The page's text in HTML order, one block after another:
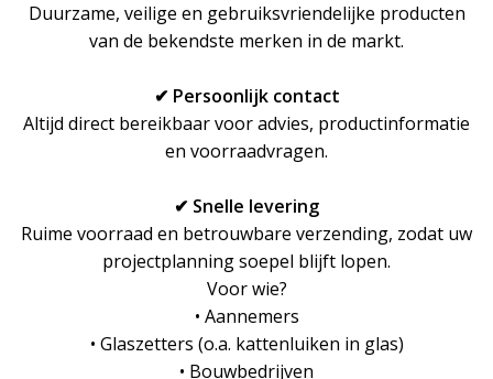
Duurzame, veilige en gebruiksvriendelijke producten
van de bekendste merken in de markt.
✔ Persoonlijk contact
Altijd direct bereikbaar voor advies, productinformatie
en voorraadvragen.
✔ Snelle levering
Ruime voorraad en betrouwbare verzending, zodat uw
projectplanning soepel blijft lopen.
Voor wie?
• Aannemers
• Glaszetters (o.a. kattenluiken in glas)
• Bouwbedrijven